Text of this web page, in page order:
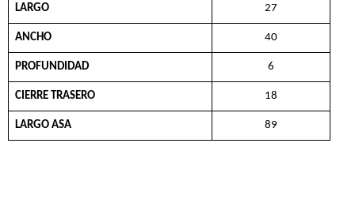
LARGO 27
ANCHO 40
PROFUNDIDAD 6
CIERRE TRASERO 18
LARGO ASA 89